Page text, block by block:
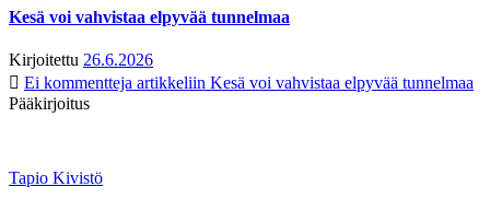
Kesä voi vahvistaa elpyvää tunnelmaa
Kirjoitettu 26.6.2026
Ei kommentteja artikkeliin Kesä voi vahvistaa elpyvää tunnelmaa
Pääkirjoitus
Tapio Kivistö